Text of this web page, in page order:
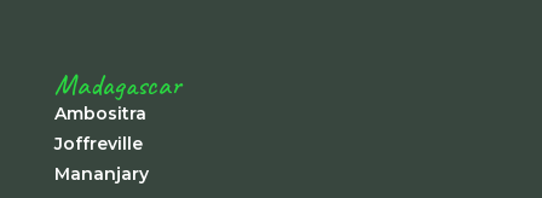
Madagascar
Ambositra
Joffreville
Mananjary